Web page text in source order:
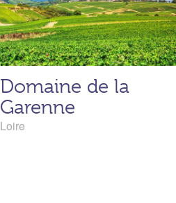
Domaine de la
Garenne
Loire